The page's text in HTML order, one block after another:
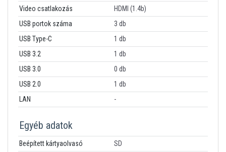
Video csatlakozás
HDMI (1.4b)
USB portok száma
3 db
USB Type-C
1 db
USB 3.2
1 db
USB 3.0
0 db
USB 2.0
1 db
LAN
-
Egyéb adatok
Beépített kártyaolvasó SD